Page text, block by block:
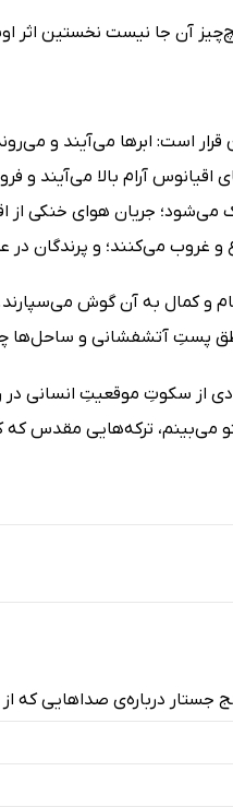
آن جا نیست نخستین اثر
قرار است: ابرها می‌آیند و
اقیانوس آرام بالا می‌آیند و
جریان هوای خنکی از
غروب می‌کنند؛ و پرندگان
و کمال به آن گوش می‌سپارند.
پستِ آتشفشانی و ساحل‌ها
از سکوتِ موقعیتِ انسانی
می‌بینم، ترکه‌هایی مقدس که
جستار درباره‌ی صداهایی که